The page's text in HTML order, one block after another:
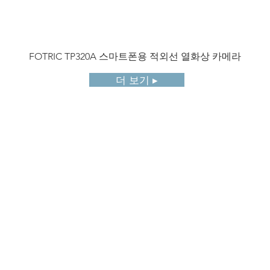
FOTRIC TP320A 스마트폰용 적외선 열화상 카메라
더 보기 ▸